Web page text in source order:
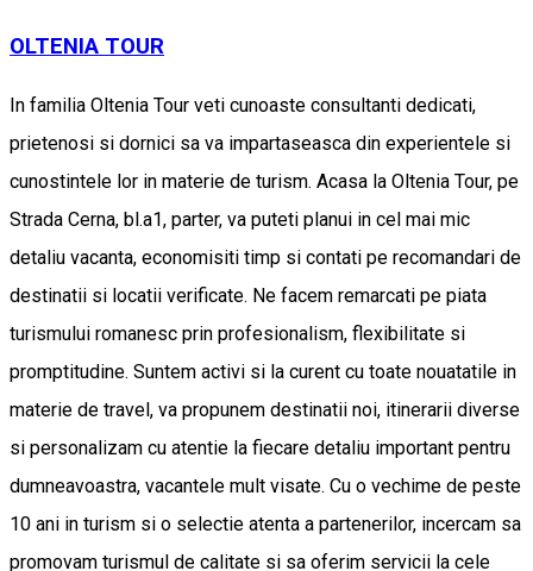
OLTENIA TOUR
In familia Oltenia Tour veti cunoaste consultanti dedicati,
prietenosi si dornici sa va impartaseasca din experientele si
cunostintele lor in materie de turism. Acasa la Oltenia Tour, pe
Strada Cerna, bl.a1, parter, va puteti planui in cel mai mic
detaliu vacanta, economisiti timp si contati pe recomandari de
destinatii si locatii verificate. Ne facem remarcati pe piata
turismului romanesc prin profesionalism, flexibilitate si
promptitudine. Suntem activi si la curent cu toate nouatatile in
materie de travel, va propunem destinatii noi, itinerarii diverse
si personalizam cu atentie la fiecare detaliu important pentru
dumneavoastra, vacantele mult visate. Cu o vechime de peste
10 ani in turism si o selectie atenta a partenerilor, incercam sa
promovam turismul de calitate si sa oferim servicii la cele